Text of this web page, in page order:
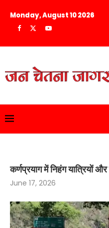
Monday, August 10 2026
​कर्णप्रयाग में निहंग यात्रियों
June 17, 2026